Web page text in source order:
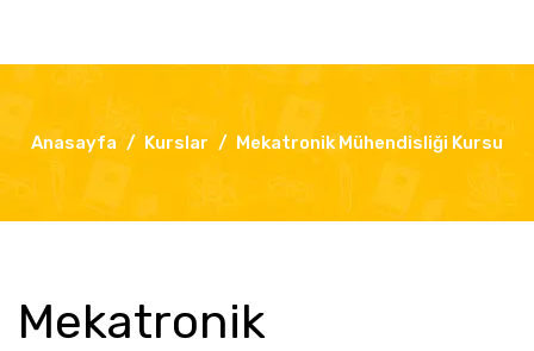
Anasayfa Kurslar Mekatronik Mühendisliği Kursu
Mekatronik